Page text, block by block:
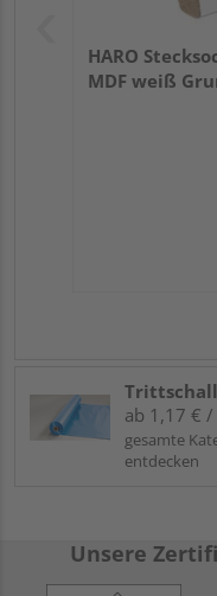
HARO
MDF weiß
ab 1,17 € /
gesamte
entdecken
Unsere